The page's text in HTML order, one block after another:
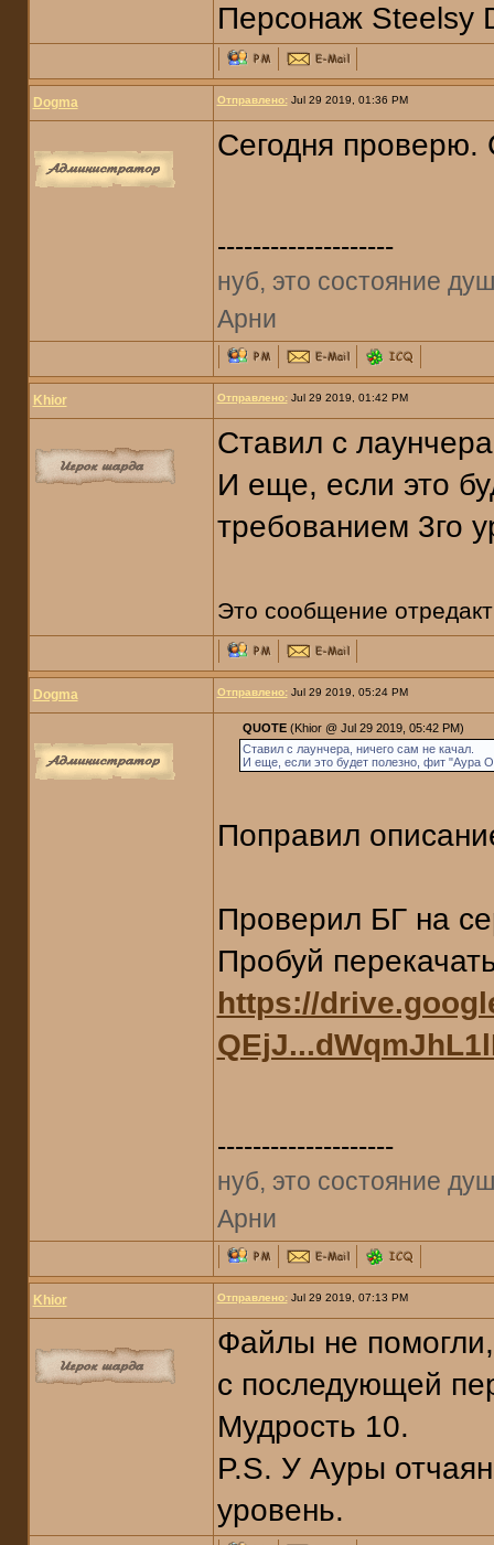
Персонаж Steelsy
Dogma Отправлено:Jul 29 2019, 01:36 PM
Сегодня проверю.
--------------------
нуб, это состояние
Арни
Khior Отправлено:Jul 29 2019, 01:42 PM
Ставил с
И еще, если это
требованием 3го
Это сообщение
Dogma Отправлено:Jul 29 2019, 05:24 PM
QUOTE(Khior @ Jul 29 2019, 05:42 PM)
Ставил с лаунчера, ничего сам не качал.
И еще, если это будет полезно, фит "Аура
Поправил
Проверил БГ на
Пробуй
https://
--------------------
нуб, это состояние
Арни
Khior Отправлено:Jul 29 2019, 07:13 PM
Файлы не
с последующей
Мудрость 10.
P.S. У Ауры
уровень.